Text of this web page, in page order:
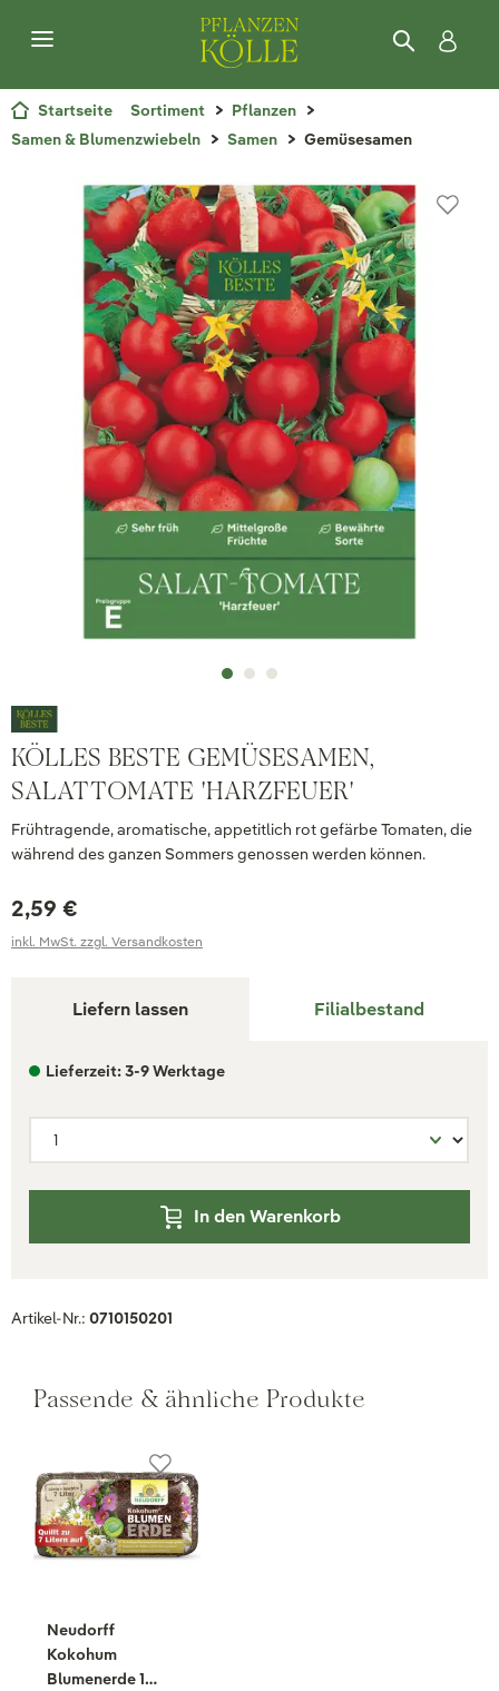
Startseite Sortiment
Pflanzen
Samen & Blumenzwiebeln
Samen Gemüsesamen
KÖLLES BESTE GEMÜSESAMEN,
SALATTOMATE 'HARZFEUER'
Frühtragende, aromatische, appetitlich rot gefärbe Tomaten, die
während des ganzen Sommers genossen werden können.
2,59 €
inkl. MwSt. zzgl. Versandkosten
Liefern lassen Filialbestand
Lieferzeit: 3-9 Werktage
In den Warenkorb
Artikel-Nr.: 0710150201
Passende & ähnliche Produkte
Neudorff
Kokohum
Blumenerde 1